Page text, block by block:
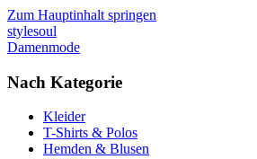
Zum Hauptinhalt springen
stylesoul
Damenmode
Nach Kategorie
Kleider
T-Shirts & Polos
Hemden & Blusen